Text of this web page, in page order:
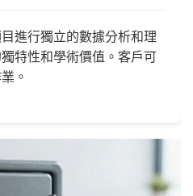
進行獨立的數據分析和理
特性和學術價值。客戶可
。